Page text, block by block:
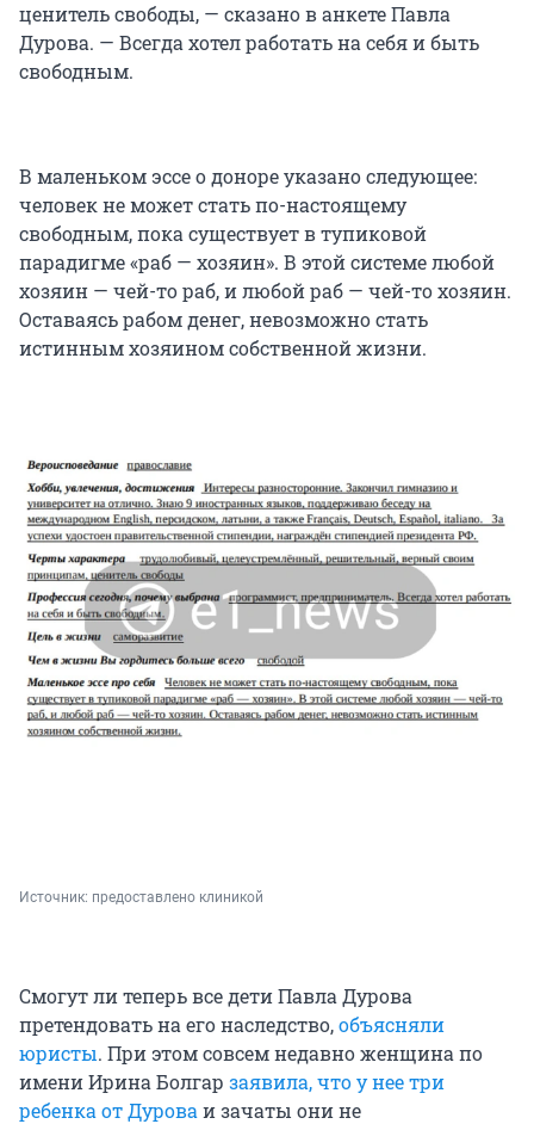
ценитель свободы, — сказано в анкете Павла
Дурова. — Всегда хотел работать на себя и быть
свободным.
В маленьком эссе о доноре указано следующее:
человек не может стать по-настоящему
свободным, пока существует в тупиковой
парадигме «раб — хозяин». В этой системе любой
хозяин — чей-то раб, и любой раб — чей-то хозяин.
Оставаясь рабом денег, невозможно стать
истинным хозяином собственной жизни.
Источник: предоставлено клиникой
Смогут ли теперь все дети Павла Дурова
претендовать на его наследство,объясняли
юристы. При этом совсем недавно женщина по
имени Ирина Болгар заявила, что у нее три
ребенка от Дурова и зачаты они не